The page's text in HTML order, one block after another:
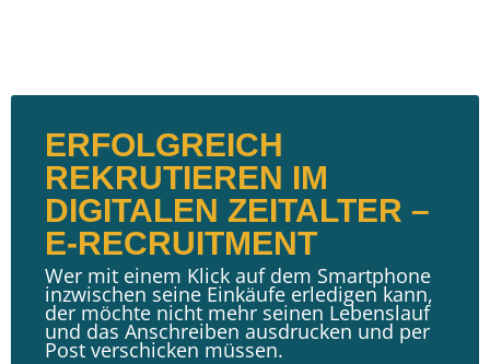
ERFOLGREICH
REKRUTIEREN IM
DIGITALEN ZEITALTER –
E-RECRUITMENT
Wer mit einem Klick auf dem Smartphone
inzwischen seine Einkäufe erledigen kann,
der möchte nicht mehr seinen Lebenslauf
und das Anschreiben ausdrucken und per
Post verschicken müssen.